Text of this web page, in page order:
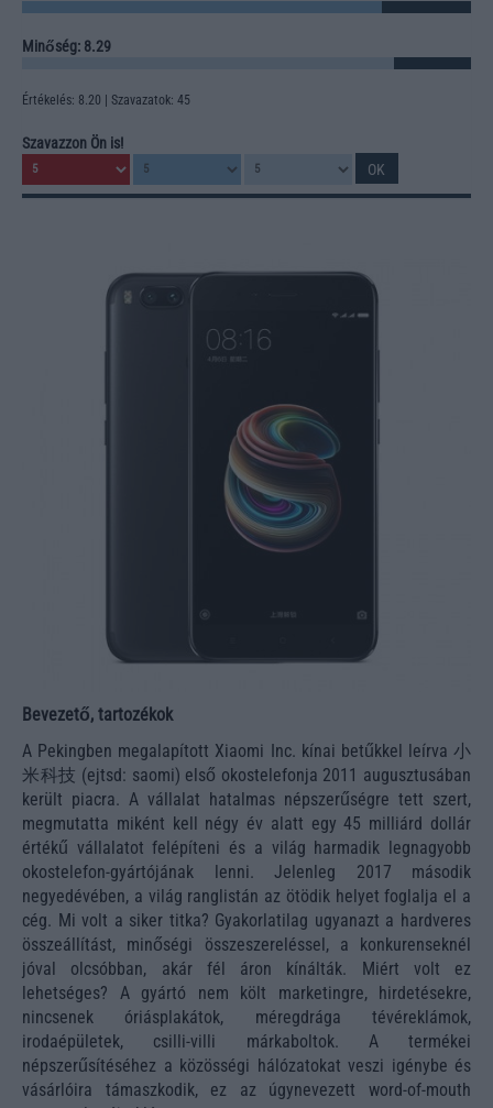
Minőség: 8.29
Értékelés: 8.20 | Szavazatok: 45
Szavazzon Ön is!
Bevezető, tartozékok
A Pekingben megalapított Xiaomi Inc. kínai betűkkel leírva 小
米科技 (ejtsd: saomi) első okostelefonja 2011 augusztusában
került piacra. A vállalat hatalmas népszerűségre tett szert,
megmutatta miként kell négy év alatt egy 45 milliárd dollár
értékű vállalatot felépíteni és a világ harmadik legnagyobb
okostelefon-gyártójának lenni. Jelenleg 2017 második
negyedévében, a világ ranglistán az ötödik helyet foglalja el a
cég. Mi volt a siker titka? Gyakorlatilag ugyanazt a hardveres
összeállítást, minőségi összeszereléssel, a konkurenseknél
jóval olcsóbban, akár fél áron kínálták. Miért volt ez
lehetséges? A gyártó nem költ marketingre, hirdetésekre,
nincsenek óriásplakátok, méregdrága tévéreklámok,
irodaépületek, csilli-villi márkaboltok. A termékei
népszerűsítéséhez a közösségi hálózatokat veszi igénybe és
vásárlóira támaszkodik, ez az úgynevezett word-of-mouth